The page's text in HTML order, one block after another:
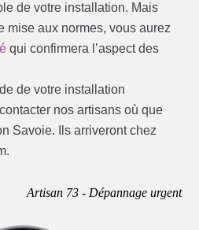
de votre installation. Mais
mise aux normes, vous aurez
qui confirmera l’aspect des
de votre installation
nos artisans où que
Savoie. Ils arriveront chez
Artisan 73 - Dépannage urgent